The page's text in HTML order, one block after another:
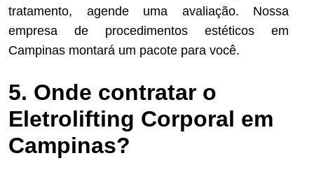
tratamento, agende uma avaliação. Nossa
empresa de procedimentos estéticos em
Campinas montará um pacote para você.
5. Onde contratar o
Eletrolifting Corporal em
Campinas?